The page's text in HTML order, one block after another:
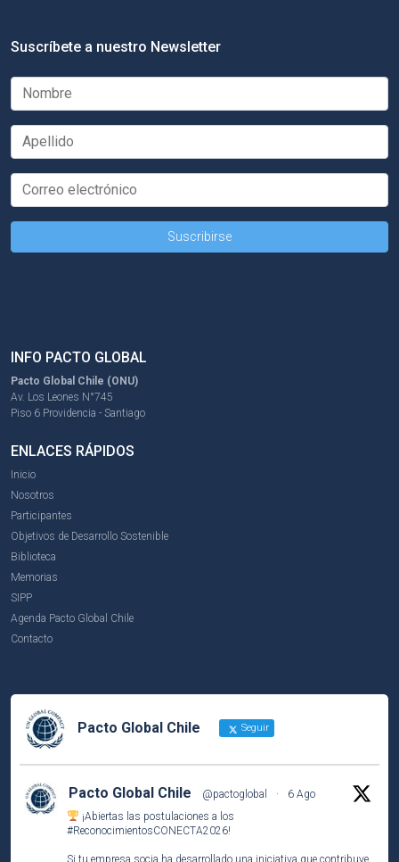
Suscríbete a nuestro Newsletter
INFO PACTO GLOBAL
Pacto Global Chile (ONU)
Av. Los Leones N°745
Piso 6 Providencia - Santiago
ENLACES RÁPIDOS
Inicio
Nosotros
Participantes
Objetivos de Desarrollo Sostenible
Biblioteca
Memorias
SIPP
Agenda Pacto Global Chile
Contacto
Pacto Global Chile Seguir
Pacto Global Chile @pactoglobal ·
6 Ago
¡Abiertas las postulaciones a los
#ReconocimientosCONECTA2026!
Si tu empresa socia ha desarrollado una iniciativa que contribuye